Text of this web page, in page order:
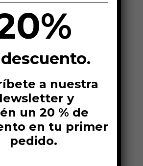
a nuestra
y
un 20 % de
en tu primer
pedido.